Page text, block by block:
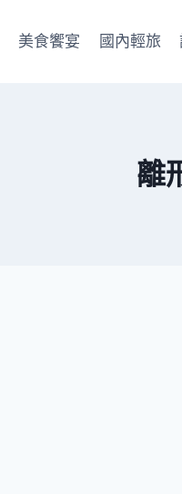
美食饗宴 國內輕旅
離